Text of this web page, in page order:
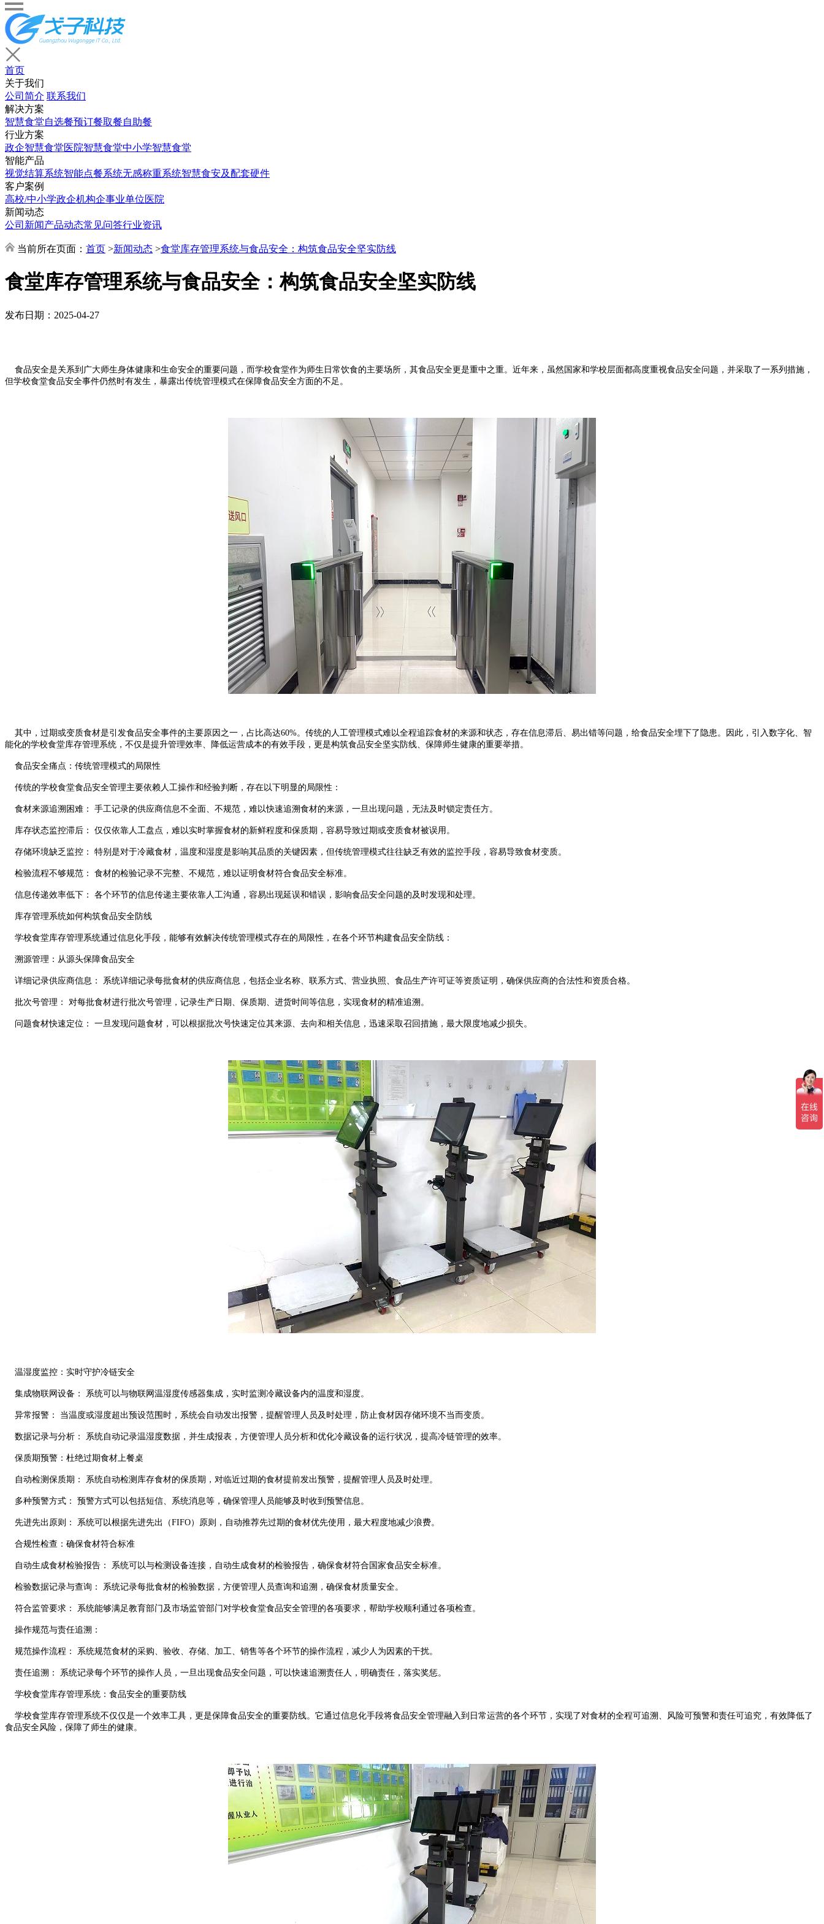
首页
关于我们
公司简介 联系我们
解决方案
智慧食堂自选餐预订餐取餐自助餐
行业方案
政企智慧食堂医院智慧食堂中小学智慧食堂
智能产品
视觉结算系统智能点餐系统无感称重系统智慧食安及配套硬件
客户案例
高校/中小学政企机构企事业单位医院
新闻动态
公司新闻产品动态常见问答行业资讯
当前所在页面： 首页 >新闻动态 >食堂库存管理系统与食品安全：构筑食品安全坚实防线
食堂库存管理系统与食品安全：构筑食品安全坚实防线
发布日期：2025-04-27
食品安全是关系到广大师生身体健康和生命安全的重要问题，而学校食堂作为师生日常饮食的主要场所，其食品安全更是重中之重。近年来，虽然国家和学校层面都高度重视食品安全问题，并采取了一系列措施，
但学校食堂食品安全事件仍然时有发生，暴露出传统管理模式在保障食品安全方面的不足。
其中，过期或变质食材是引发食品安全事件的主要原因之一，占比高达60%。传统的人工管理模式难以全程追踪食材的来源和状态，存在信息滞后、易出错等问题，给食品安全埋下了隐患。因此，引入数字化、智
能化的学校食堂库存管理系统，不仅是提升管理效率、降低运营成本的有效手段，更是构筑食品安全坚实防线、保障师生健康的重要举措。
食品安全痛点：传统管理模式的局限性
传统的学校食堂食品安全管理主要依赖人工操作和经验判断，存在以下明显的局限性：
食材来源追溯困难： 手工记录的供应商信息不全面、不规范，难以快速追溯食材的来源，一旦出现问题，无法及时锁定责任方。
库存状态监控滞后： 仅仅依靠人工盘点，难以实时掌握食材的新鲜程度和保质期，容易导致过期或变质食材被误用。
存储环境缺乏监控： 特别是对于冷藏食材，温度和湿度是影响其品质的关键因素，但传统管理模式往往缺乏有效的监控手段，容易导致食材变质。
检验流程不够规范： 食材的检验记录不完整、不规范，难以证明食材符合食品安全标准。
信息传递效率低下： 各个环节的信息传递主要依靠人工沟通，容易出现延误和错误，影响食品安全问题的及时发现和处理。
库存管理系统如何构筑食品安全防线
学校食堂库存管理系统通过信息化手段，能够有效解决传统管理模式存在的局限性，在各个环节构建食品安全防线：
溯源管理：从源头保障食品安全
详细记录供应商信息： 系统详细记录每批食材的供应商信息，包括企业名称、联系方式、营业执照、食品生产许可证等资质证明，确保供应商的合法性和资质合格。
批次号管理： 对每批食材进行批次号管理，记录生产日期、保质期、进货时间等信息，实现食材的精准追溯。
问题食材快速定位： 一旦发现问题食材，可以根据批次号快速定位其来源、去向和相关信息，迅速采取召回措施，最大限度地减少损失。
温湿度监控：实时守护冷链安全
集成物联网设备： 系统可以与物联网温湿度传感器集成，实时监测冷藏设备内的温度和湿度。
异常报警： 当温度或湿度超出预设范围时，系统会自动发出报警，提醒管理人员及时处理，防止食材因存储环境不当而变质。
数据记录与分析： 系统自动记录温湿度数据，并生成报表，方便管理人员分析和优化冷藏设备的运行状况，提高冷链管理的效率。
保质期预警：杜绝过期食材上餐桌
自动检测保质期： 系统自动检测库存食材的保质期，对临近过期的食材提前发出预警，提醒管理人员及时处理。
多种预警方式： 预警方式可以包括短信、 系统消息等，确保管理人员能够及时收到预警信息。
先进先出原则： 系统可以根据先进先出（FIFO）原则，自动推荐先过期的食材优先使用，最大程度地减少浪费。
合规性检查：确保食材符合标准
自动生成食材检验报告： 系统可以与检测设备连接，自动生成食材的检验报告，确保食材符合国家食品安全标准。
检验数据记录与查询： 系统记录每批食材的检验数据，方便管理人员查询和追溯，确保食材质量安全。
符合监管要求： 系统能够满足教育部门及市场监管部门对学校食堂食品安全管理的各项要求，帮助学校顺利通过各项检查。
操作规范与责任追溯：
规范操作流程： 系统规范食材的采购、验收、存储、加工、销售等各个环节的操作流程，减少人为因素的干扰。
责任追溯： 系统记录每个环节的操作人员，一旦出现食品安全问题，可以快速追溯责任人，明确责任，落实奖惩。
学校食堂库存管理系统：食品安全的重要防线
学校食堂库存管理系统不仅仅是一个效率工具，更是保障食品安全的重要防线。它通过信息化手段将食品安全管理融入到日常运营的各个环节，实现了对食材的全程可追溯、风险可预警和责任可追究，有效降低了
食品安全风险，保障了师生的健康。